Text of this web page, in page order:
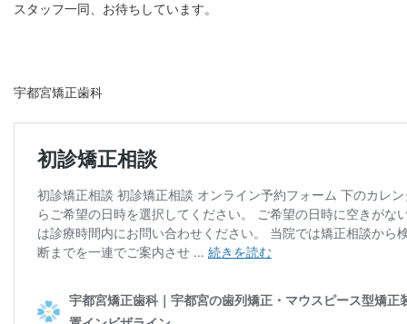
スタッフ一同、お待ちしています。
宇都宮矯正歯科